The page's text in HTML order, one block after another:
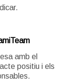
amb el
positiu i els